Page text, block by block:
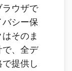
ラウザで
シー保
そのま
で、全デ
提供し